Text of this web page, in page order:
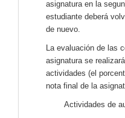
asignatura en la
estudiante deberá
de nuevo.
La evaluación de las
asignatura se
actividades (el
nota final de la
Actividades de